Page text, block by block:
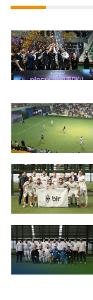
“Vest Hem”
transfer edir
Offside 20:51
Kamandan
finalçılar
Offside 20:27